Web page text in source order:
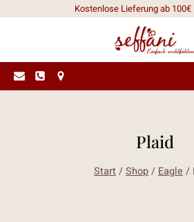
Kostenlose Lieferung ab
Plaid
Start/Shop/Eagle/